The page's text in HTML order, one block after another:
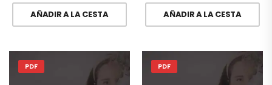
AÑADIR A LA CESTA AÑADIR A LA CESTA
PDF PDF